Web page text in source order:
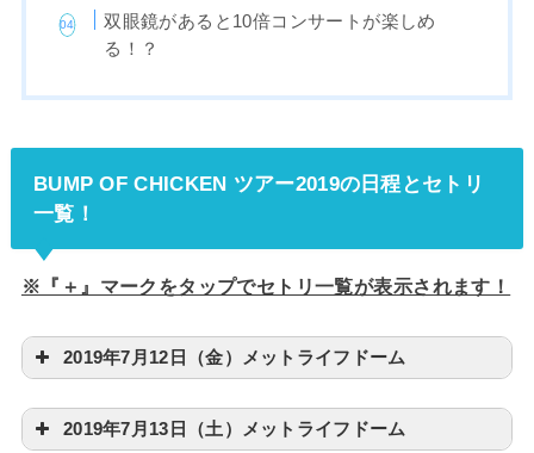
双眼鏡があると10倍コンサートが楽しめ
る！？
BUMP OF CHICKEN ツアー2019の日程とセトリ
一覧！
※『＋』マークをタップでセトリ一覧が表示されます！
2019年7月12日（金）メットライフドーム
2019年7月13日（土）メットライフドーム